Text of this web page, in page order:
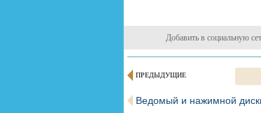
Добавить в социальную
ПРЕДЫДУЩИЕ
Ведомый и нажимной